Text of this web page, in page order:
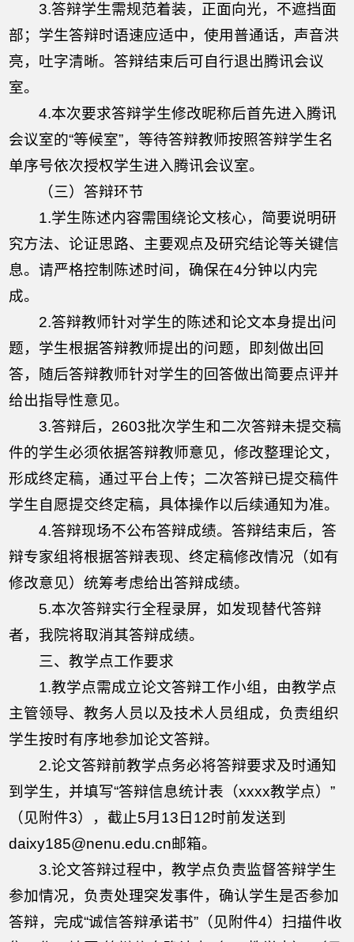
3.答辩学生需规范着装，正面向光，不遮挡面
部；学生答辩时语速应适中，使用普通话，声音洪
亮，吐字清晰。答辩结束后可自行退出腾讯会议
室。
4.本次要求答辩学生修改昵称后首先进入腾讯
会议室的“等候室”，等待答辩教师按照答辩学生名
单序号依次授权学生进入腾讯会议室。
（三）答辩环节
1.学生陈述内容需围绕论文核心，简要说明研
究方法、论证思路、主要观点及研究结论等关键信
息。请严格控制陈述时间，确保在4分钟以内完
成。
2.答辩教师针对学生的陈述和论文本身提出问
题，学生根据答辩教师提出的问题，即刻做出回
答，随后答辩教师针对学生的回答做出简要点评并
给出指导性意见。
3.答辩后，2603批次学生和二次答辩未提交稿
件的学生必须依据答辩教师意见，修改整理论文，
形成终定稿，通过平台上传；二次答辩已提交稿件
学生自愿提交终定稿，具体操作以后续通知为准。
4.答辩现场不公布答辩成绩。答辩结束后，答
辩专家组将根据答辩表现、终定稿修改情况（如有
修改意见）统筹考虑给出答辩成绩。
5.本次答辩实行全程录屏，如发现替代答辩
者，我院将取消其答辩成绩。
三、教学点工作要求
1.教学点需成立论文答辩工作小组，由教学点
主管领导、教务人员以及技术人员组成，负责组织
学生按时有序地参加论文答辩。
2.论文答辩前教学点务必将答辩要求及时通知
到学生，并填写“答辩信息统计表（xxxx教学点）”
（见附件3），截止5月13日12时前发送到
daixy185@nenu.edu.cn邮箱。
3.论文答辩过程中，教学点负责监督答辩学生
参加情况，负责处理突发事件，确认学生是否参加
答辩，完成“诚信答辩承诺书”（见附件4）扫描件收